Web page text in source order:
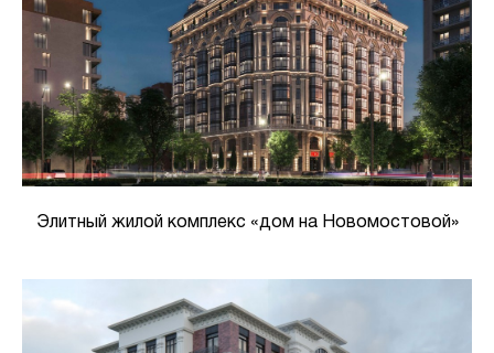
Элитный жилой комплекс «дом на Новомостовой»